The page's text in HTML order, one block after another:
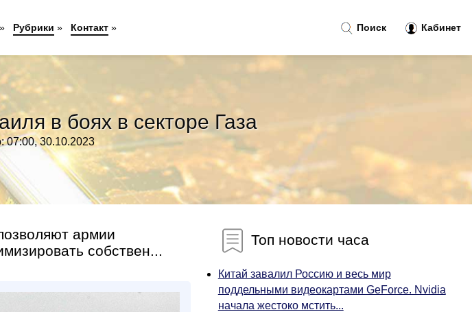
в боях в секторе Газа
07:00, 30.10.2023
армии
собствен...
Топ новости часа
Китай завалил Россию и весь мир
поддельными видеокартами GeForce. Nvidia
начала жестоко мстить...
Поиск Кабинет
» Рубрики » Контакт»